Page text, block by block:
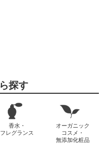
探す
香水・
フレグランス
オーガニック
コスメ・
無添加化粧品